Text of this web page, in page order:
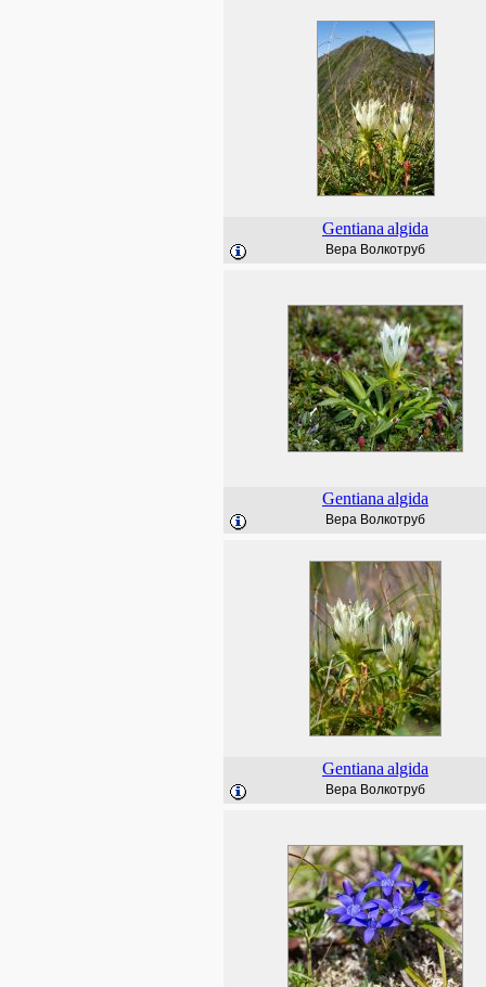
Gentiana algida
Вера Волкотруб
Gentiana algida
Вера Волкотруб
Gentiana algida
Вера Волкотруб